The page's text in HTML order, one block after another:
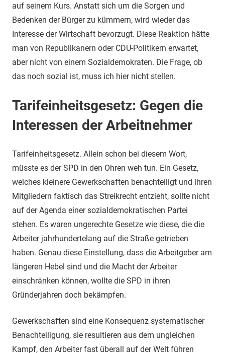
auf seinem Kurs. Anstatt sich um die Sorgen und
Bedenken der Bürger zu kümmern, wird wieder das
Interesse der Wirtschaft bevorzugt. Diese Reaktion hätte
man von Republikanern oder CDU-Politikern erwartet,
aber nicht von einem Sozialdemokraten. Die Frage, ob
das noch sozial ist, muss ich hier nicht stellen.
Tarifeinheitsgesetz: Gegen die
Interessen der Arbeitnehmer
Tarifeinheitsgesetz. Allein schon bei diesem Wort,
müsste es der SPD in den Ohren weh tun. Ein Gesetz,
welches kleinere Gewerkschaften benachteiligt und ihren
Mitgliedern faktisch das Streikrecht entzieht, sollte nicht
auf der Agenda einer sozialdemokratischen Partei
stehen. Es waren ungerechte Gesetze wie diese, die die
Arbeiter jahrhundertelang auf die Straße getrieben
haben. Genau diese Einstellung, dass die Arbeitgeber am
längeren Hebel sind und die Macht der Arbeiter
einschränken können, wollte die SPD in ihren
Gründerjahren doch bekämpfen.
Gewerkschaften sind eine Konsequenz systematischer
Benachteiligung, sie resultieren aus dem ungleichen
Kampf, den Arbeiter fast überall auf der Welt führen